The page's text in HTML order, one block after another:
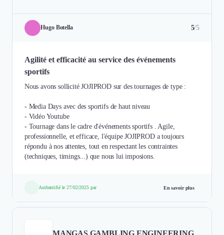
Hugo Botella 5/5
Agilité et efficacité au service des événements
sportifs
Nous avons sollicité JOJIPROD sur des tournages de type :
- Media Days avec des sportifs de haut niveau
- Vidéo Youtube
- Tournage dans le cadre d'événements sportifs . Agile,
professionnelle, et efficace, l'équipe JOJIPROD a toujours
répondu à nos attentes, tout en respectant les contraintes
(techniques, timings...) que nous lui imposions.
Authentifié le 27/02/2025 par En savoir plus
MANGAS GAMBLING ENGINEERING